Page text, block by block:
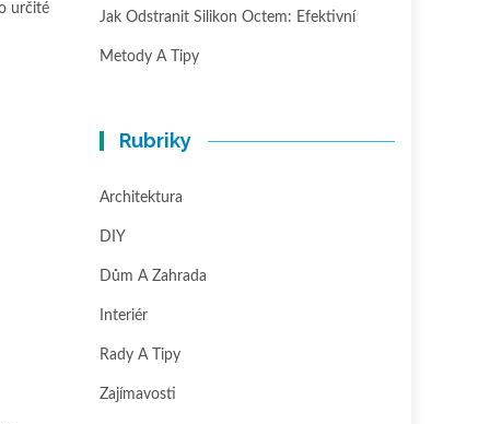
určité
Jak Odstranit Silikon Octem: Efektivní
Metody A Tipy
Rubriky
Architektura
DIY
Dům A Zahrada
Interiér
Rady A Tipy
Zajímavosti